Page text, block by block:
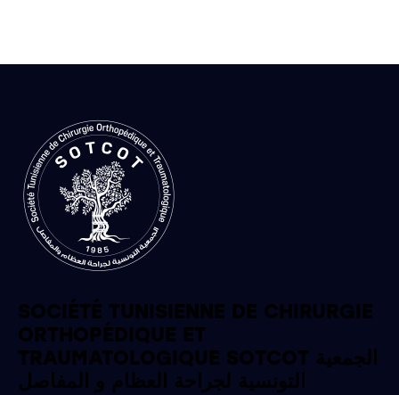
SOCIÉTÉ TUNISIENNE DE CHIRURGIE
ORTHOPÉDIQUE ET
TRAUMATOLOGIQUE SOTCOT الجمعية
التونسية لجراحة العظام و المفاصل